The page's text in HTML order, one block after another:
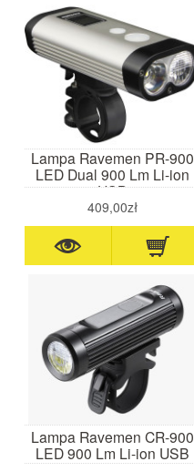
Lampa Ravemen PR-900
LED Dual 900 Lm Li-ion
USB
409,00zł
Lampa Ravemen CR-900
LED 900 Lm Li-ion USB